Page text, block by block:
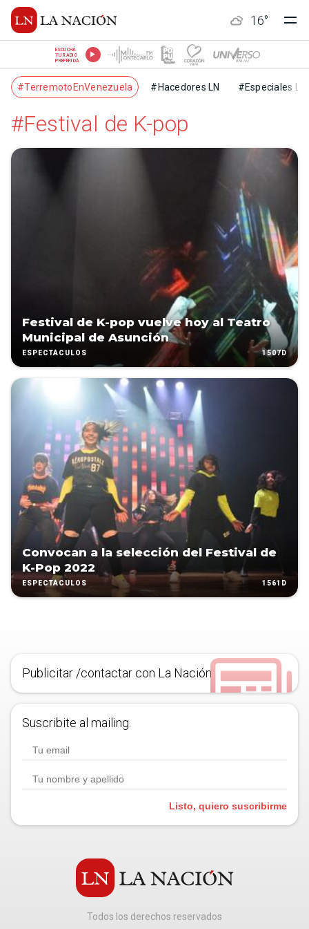
16°
ESCUCHÁ
TU RADIO
PREFERIDA
#TerremotoEnVenezuela #Hacedores LN #Especiales LN
#Festival de K-pop
Festival de K-pop vuelve hoy al Teatro
Municipal de Asunción
ESPECTÁCULOS 1507D
Convocan a la selección del Festival de
K-Pop 2022
ESPECTÁCULOS 1561D
Publicitar /contactar con La Nación
Suscribite al mailing.
Listo, quiero suscribirme
Todos los derechos reservados